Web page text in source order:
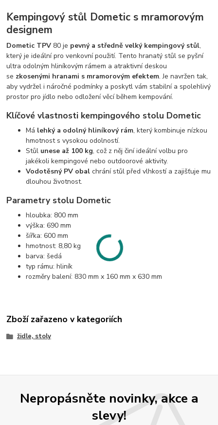
Kempingový stůl Dometic s mramorovým
designem
Dometic TPV 80 je pevný a středně velký kempingový stůl,
který je ideální pro venkovní použití. Tento hranatý stůl se pyšní
ultra odolným hliníkovým rámem a atraktivní deskou
se zkosenými hranami s mramorovým efektem. Je navržen tak,
aby vydržel i náročné podmínky a poskytl vám stabilní a spolehlivý
prostor pro jídlo nebo odložení věcí během kempování.
Klíčové vlastnosti kempingového stolu Dometic
Má lehký a odolný hliníkový rám, který kombinuje nízkou
hmotnost s vysokou odolností.
Stůl unese až 100 kg, což z něj činí ideální volbu pro
jakékoli kempingové nebo outdoorové aktivity.
Vodotěsný PV obal chrání stůl před vlhkostí a zajišťuje mu
dlouhou životnost.
Parametry stolu Dometic
hloubka: 800 mm
výška: 690 mm
šířka: 600 mm
hmotnost: 8,80 kg
barva: šedá
typ rámu: hliník
rozměry balení: 830 mm x 160 mm x 630 mm
Zboží zařazeno v kategoriích
židle, stoly
Nepropásněte novinky, akce a
slevy!